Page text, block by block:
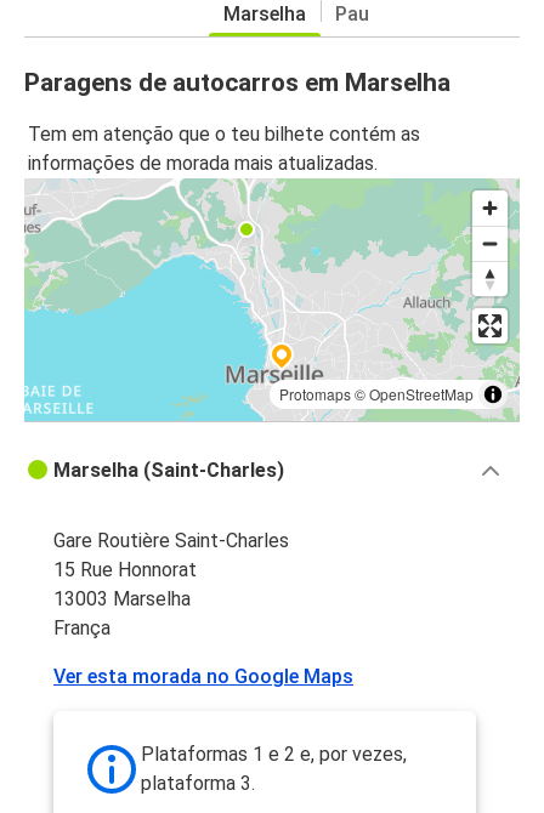
Marselha Pau
Paragens de autocarros em Marselha
Tem em atenção que o teu bilhete contém as
informações de morada mais atualizadas.
Protomaps©OpenStreetMap
Marselha (Saint-Charles)
Gare Routière Saint-Charles
15 Rue Honnorat
13003 Marselha
França
Ver esta morada no Google Maps
Plataformas 1 e 2 e, por vezes,
plataforma 3.